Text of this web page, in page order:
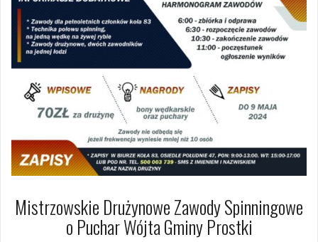
Mistrzowskie Drużynowe Zawody Spinningowe
o Puchar Wójta Gminy Prostki